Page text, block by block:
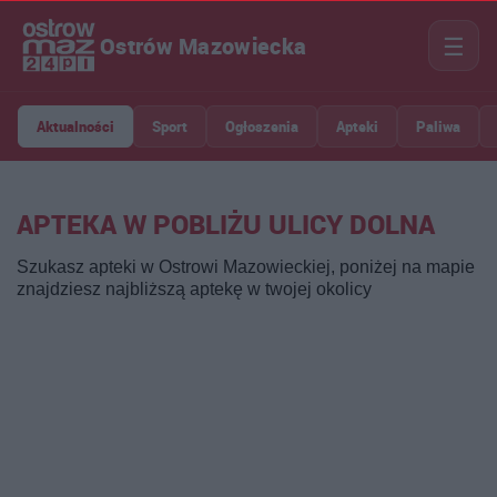
Ostrów Mazowiecka ☰
Aktualności Sport Ogłoszenia Apteki Paliwa
APTEKA W POBLIŻU ULICY DOLNA
Szukasz apteki w Ostrowi Mazowieckiej, poniżej na mapie
znajdziesz najbliższą aptekę w twojej okolicy